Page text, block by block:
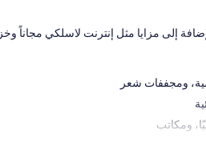
ومجففات شعر
ومكاتب